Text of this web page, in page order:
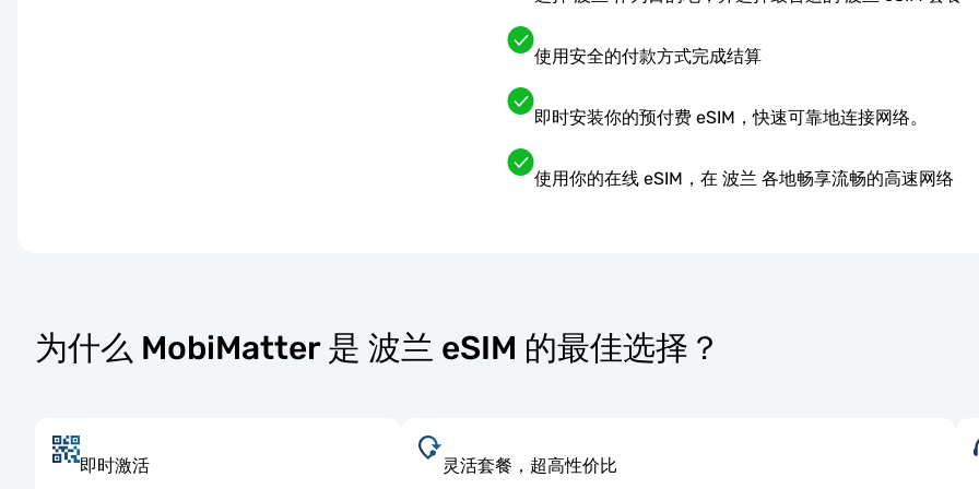
使用安全的付款方式完成结算
即时安装你的预付费 eSIM，快速可靠地连接网络。
使用你的在线 eSIM，在 波兰 各地畅享流畅的高速网络
为什么 MobiMatter 是 波兰 eSIM 的最佳选择？
即时激活 灵活套餐，超高性价比